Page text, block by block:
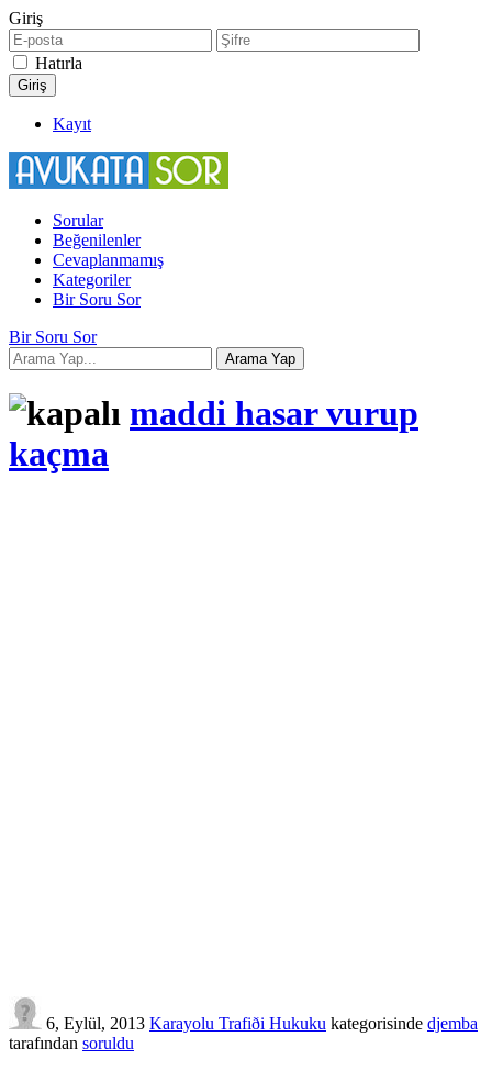
Giriş
Hatırla
Kayıt
Sorular
Beğenilenler
Cevaplanmamış
Kategoriler
Bir Soru Sor
Bir Soru Sor
maddi hasar vurup
kaçma
6, Eylül, 2013 Karayolu Trafiði Hukuku kategorisinde djemba
tarafından soruldu